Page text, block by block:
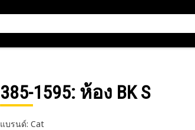
385-1595: ห้อง BK S
แบรนด์: Cat